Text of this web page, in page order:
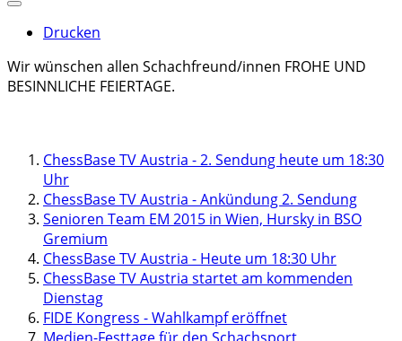
Drucken
Wir wünschen allen Schachfreund/innen FROHE UND
BESINNLICHE FEIERTAGE.
ChessBase TV Austria - 2. Sendung heute um 18:30
Uhr
ChessBase TV Austria - Ankündung 2. Sendung
Senioren Team EM 2015 in Wien, Hursky in BSO
Gremium
ChessBase TV Austria - Heute um 18:30 Uhr
ChessBase TV Austria startet am kommenden
Dienstag
FIDE Kongress - Wahlkampf eröffnet